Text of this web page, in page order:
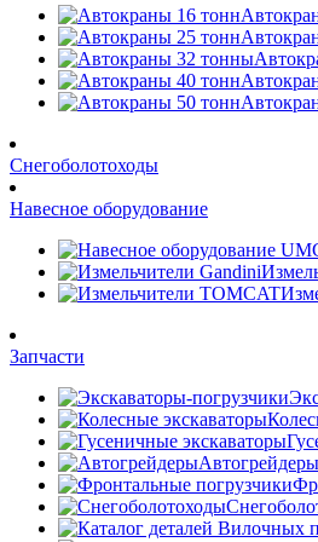
Снегоболотоходы
Навесное оборудование
Запчасти
Автогрейдеры